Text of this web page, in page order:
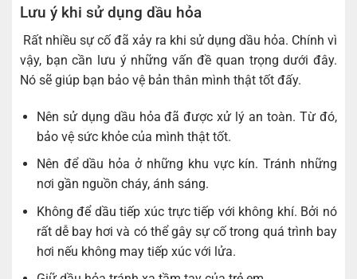
Lưu ý khi sử dụng dầu hỏa
Rất nhiều sự cố đã xảy ra khi sử dụng dầu hỏa. Chính vì
vậy, bạn cần lưu ý những vấn đề quan trọng dưới đây.
Nó sẽ giúp bạn bảo vệ bản thân mình thật tốt đấy.
Nên sử dụng dầu hỏa đã được xử lý an toàn. Từ đó,
bảo vệ sức khỏe của mình thật tốt.
Nên để dầu hỏa ở những khu vực kín. Tránh những
nơi gần nguồn cháy, ánh sáng.
Không để dầu tiếp xúc trực tiếp với không khí. Bởi nó
rất dễ bay hơi và có thể gây sự cố trong quá trình bay
hơi nếu không may tiếp xúc với lửa.